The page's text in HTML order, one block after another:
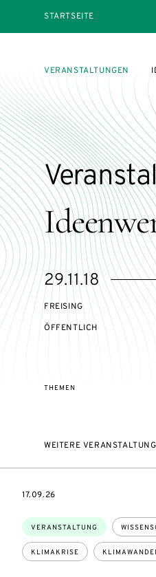
STARTSEITE
VERANSTALTUNGEN
eventBeginsOn
29.11.18
eventEndsOn
FREISING
ÖFFENTLICH
THEMEN
WEITERE
Themen:
VERANSTALTUNG
KLIMAKRISE
EVENTBEGINSON
17.09.26